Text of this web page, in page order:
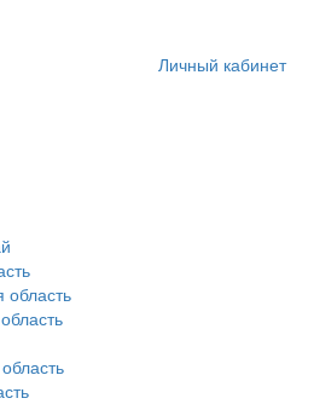
Личный кабинет
область